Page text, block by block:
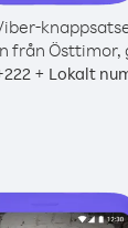
från Östtimor,
222 + Lokalt